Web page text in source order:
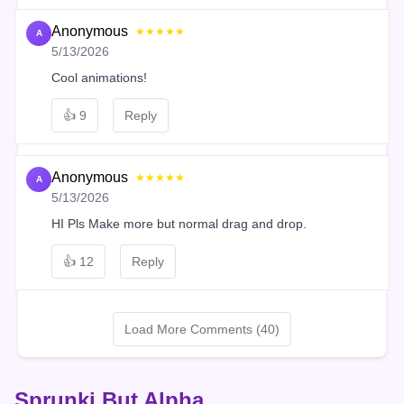
A Anonymous ★★★★★
5/13/2026
Cool animations!
👍 9 Reply
A Anonymous ★★★★★
5/13/2026
HI Pls Make more but normal drag and drop.
👍 12 Reply
Load More Comments (40)